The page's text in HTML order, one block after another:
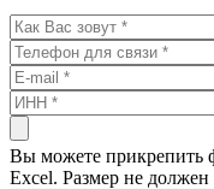
Вы можете прикрепить
Excel. Размер не